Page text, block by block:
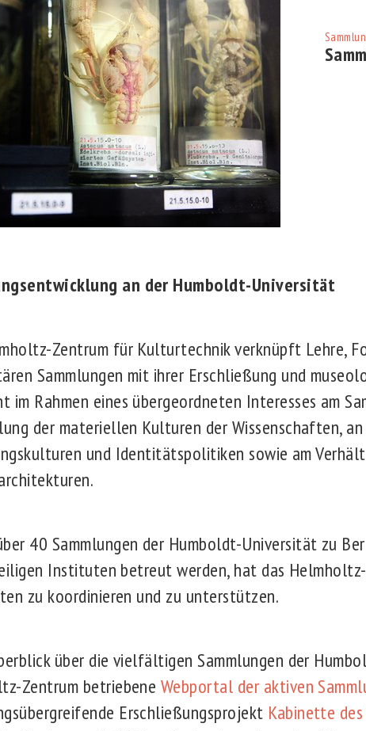
an der Humboldt-Universität
Zentrum für Kulturtechnik verknüpft Lehre,
Sammlungen mit ihrer Erschließung und
im Rahmen eines übergeordneten Interesses am
der materiellen Kulturen der Wissenschaften,
und Identitätspolitiken sowie am
40 Sammlungen der Humboldt-Universität zu
Instituten betreut werden, hat das
zu koordinieren und zu unterstützen.
über die vielfältigen Sammlungen der
Zentrum betriebene Webportal der aktiven
Erschließungsprojekt Kabinette des